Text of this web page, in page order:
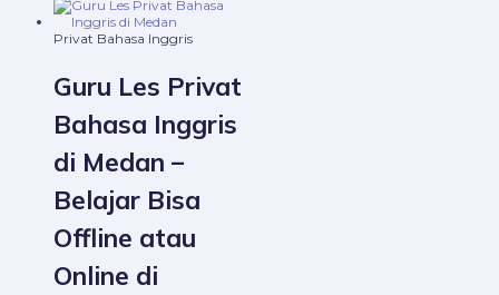
Privat Bahasa Inggris
Guru Les Privat
Bahasa Inggris
di Medan –
Belajar Bisa
Offline atau
Online di